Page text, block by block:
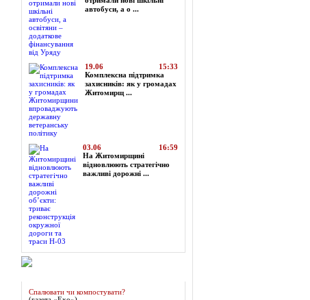
автобуси, а о ...
19.06
15:33
Комплексна підтримка
захисників: як у громадах
Житомирщ ...
03.06
16:59
На Житомирщині
відновлюють стратегічно
важливі дорожні ...
Спалювати чи компостувати?